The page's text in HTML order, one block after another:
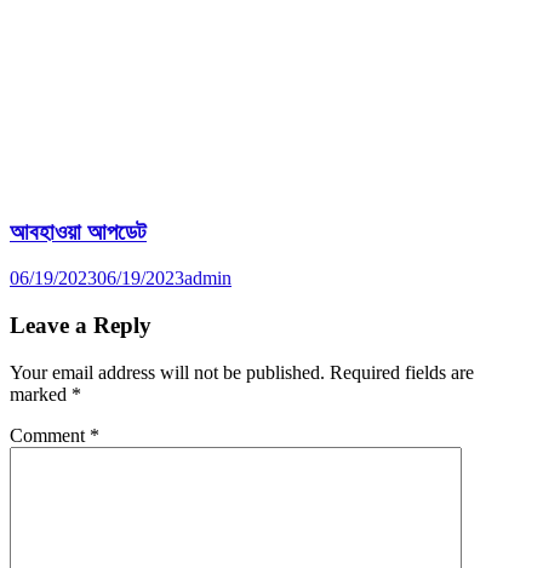
আবহাওয়া আপডেট
06/19/202306/19/2023admin
Leave a Reply
Your email address will not be published. Required fields are
marked *
Comment *